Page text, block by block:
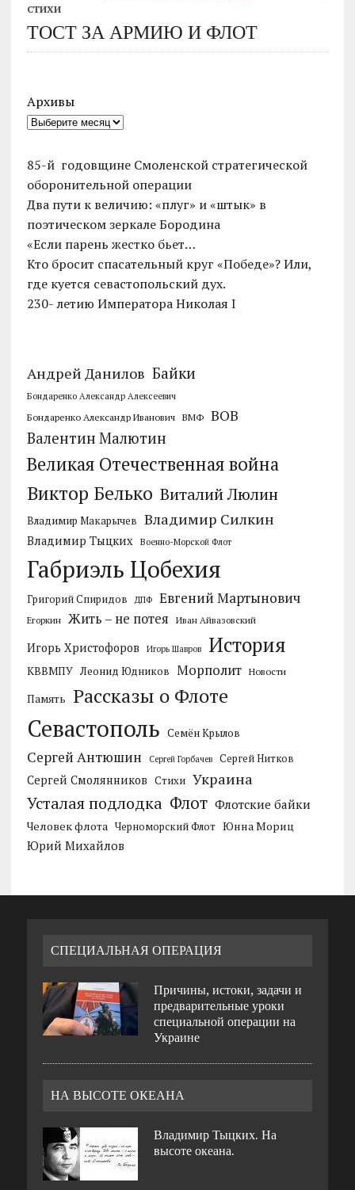
СТИХИ
ТОСТ ЗА АРМИЮ И ФЛОТ
Архивы
85-й годовщине Смоленской стратегической
оборонительной операции
Два пути к величию: «плуг» и «штык» в
поэтическом зеркале Бородина
«Если парень жестко бьет…
Кто бросит спасательный круг «Победе»? Или,
где куется севастопольский дух.
230- летию Императора Николая I
Андрей Данилов Байки
Бондаренко Александр Алексеевич
Бондаренко Александр Иванович ВМФ ВОВ
Валентин Малютин
Великая Отечественная война
Виктор Белько Виталий Люлин
Владимир Макарычев Владимир Силкин
Владимир Тыцких Военно-Морской Флот
Габриэль Цобехия
Григорий Спиридов ДПФ Евгений Мартынович
Егоркин Жить – не потея Иван Айвазовский
Игорь Христофоров Игорь Шавров История
КВВМПУ Леонид Юдников Морполит Новости
Память Рассказы о Флоте
Севастополь Семён Крылов
Сергей Антюшин Сергей Горбачев Сергей Нитков
Сергей Смолянников Стихи Украина
Усталая подлодка Флот Флотские байки
Человек флота Черноморский Флот Юнна Мориц
Юрий Михайлов
СПЕЦИАЛЬНАЯ ОПЕРАЦИЯ
Причины, истоки, задачи и
предварительные уроки
специальной операции на
Украине
НА ВЫСОТЕ ОКЕАНА
Владимир Тыцких. На
высоте океана.